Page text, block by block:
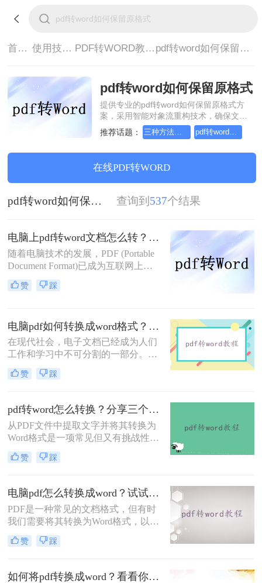
首页> 使用技巧> PDF转WORD教程> pdf转word如何保留原格式
pdf转word如何保留原格式
提供专业的pdf转word如何保留原格式方
案，采用智能对象流重构技术，确保文档
1:1高保真还原且排版不乱码。支持一键批
量处理，全链路 SSL 加密保障隐私安全。
无需安装，高效办公。
推荐话题： 三种方法把pdf转word文档 pdf转word文档三种方法
在线PDF转WORD
pdf转word如何保留原格式 查询到 537个结果
电脑上pdf转word文档怎么转？教你三种好用的方法！
随着电脑技术的发展，PDF (Portable
Document Format)已成为互联网上最
受欢迎的文档格式之一。然而，在某
些情况下，我们可能需要将PDF文件
容。本文将向您介绍电脑上pdf转word
文档怎么转方法，帮助您轻松地将
PDF文件转换为Word文档。
赞 踩
电脑pdf如何转换成word格式？教你二种好用的方法！
在现代社会，电子文档已经成为人们
工作和学习中不可分割的一部分。有
时我们可能会在电脑中收到一些重要
的PDF文件，但由于一些需要进行编
其转换成Word格式。本文将详细介绍
电脑pdf如何转换成word格式。​
赞 踩
pdf转word怎么转换？分享三个简单的方法！
从PDF文件中提取文字并将其转换为
Word格式是一项常见但又有挑战性的
任务。无论是为了编辑、复制或者重
新格式化内容，将PDF转为Word可以
中，我们将介绍pdf转word怎么转换方
法，帮助您实现这一转换。
赞 踩
电脑pdf怎么转换成word？试试这三个转换方法！
PDF是一种常见的文档格式，但有时
我们需要将其转换为Word格式，以便
编辑、修改或复制其中的内容。那
么，电脑pdf怎么转换成word呢？本文
法。
赞 踩
如何将pdf转换成word？看看你最适合哪种方法！